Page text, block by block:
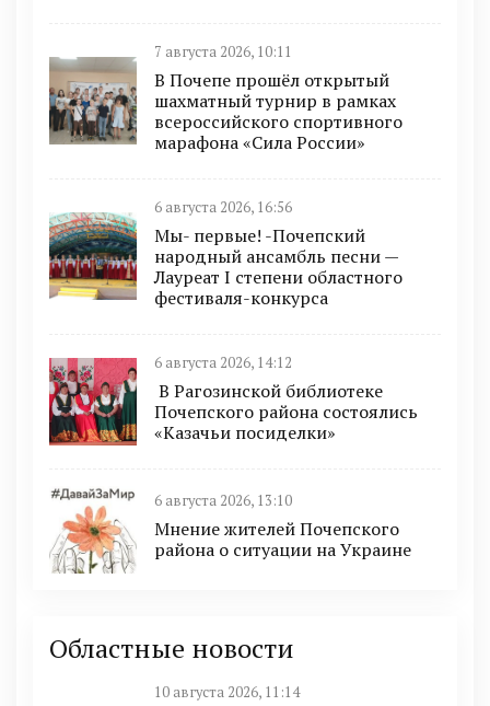
7 августа 2026, 10:11
В Почепе прошёл открытый
шахматный турнир в рамках
всероссийского спортивного
марафона «Сила России»
6 августа 2026, 16:56
Мы- первые! -Почепский
народный ансамбль песни —
Лауреат I степени областного
фестиваля-конкурса
6 августа 2026, 14:12
В Рагозинской библиотеке
Почепского района состоялись
«Казачьи посиделки»
6 августа 2026, 13:10
Мнение жителей Почепского
района о ситуации на Украине
Областные новости
10 августа 2026, 11:14